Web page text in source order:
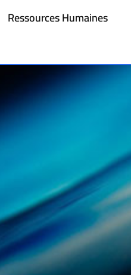
Ressources Humaines